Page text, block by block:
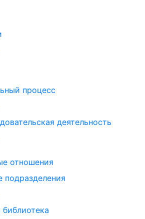
процесс
деятельность
отношения
подразделения